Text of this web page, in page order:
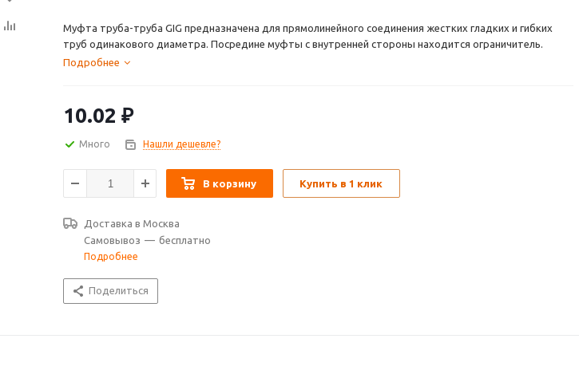
Муфта труба-труба GIG предназначена для прямолинейного соединения жестких гладких и гибких
труб одинакового диаметра. Посредине муфты с внутренней стороны находится ограничитель.
Подробнее
10.02 ₽
Много Нашли дешевле?
В корзину Купить в 1 клик
Доставка в Москва
Самовывоз — бесплатно
Подробнее
Поделиться